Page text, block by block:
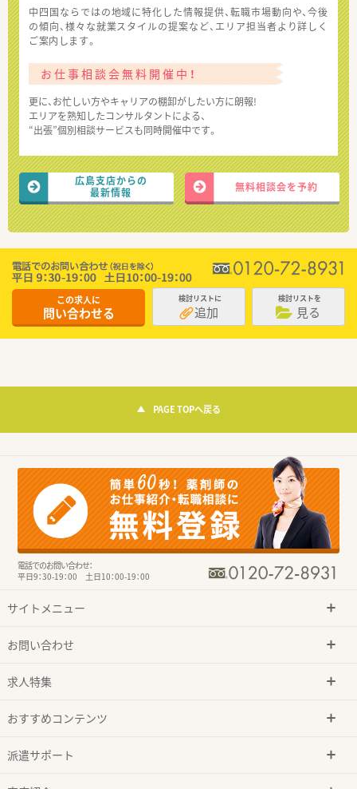
中四国ならではの地域に特化した情報提供、転職市場動向や、今後
の傾向、様々な就業スタイルの提案など、エリア担当者より詳しく
ご案内します。
お仕事相談会無料開催中！
更に、お忙しい方やキャリアの棚卸がしたい方に朗報!
エリアを熟知したコンサルタントによる、
“出張”個別相談サービスも同時開催中です。
広島支店からの
最新情報
無料相談会を予約
この求人に
問い合わせる
検討リストに
追加
検討リストを
見る
PAGE TOPへ戻る
電話でのお問い合わせ：
平日9：30-19：00 土日10：00-19：00
サイトメニュー
お問い合わせ
求人特集
おすすめコンテンツ
派遣サポート